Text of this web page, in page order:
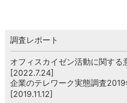
調査レポート
オフィスカイゼン活動に関する
[2022.7.24]
企業のテレワーク実態調査2019
[2019.11.12]